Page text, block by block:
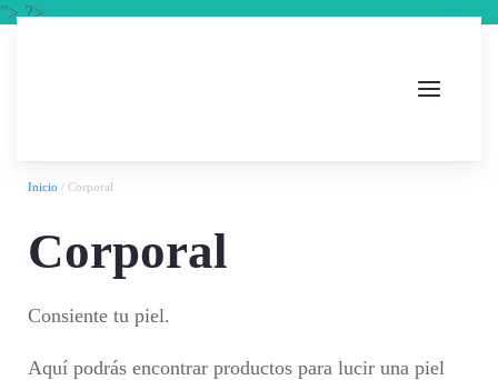
"> ?>
Inicio / Corporal
Corporal
Consiente tu piel.
Aquí podrás encontrar productos para lucir una piel